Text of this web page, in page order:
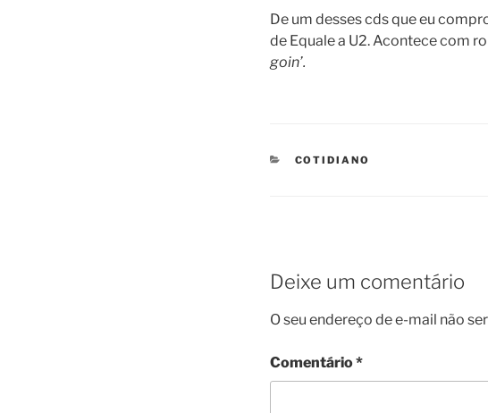
De um desses cds que eu
de Equale a U2. Acontece com
goin’.
CATEGORIES
COTIDIANO
Deixe um comentário
O seu endereço de e-mail não
Comentário*